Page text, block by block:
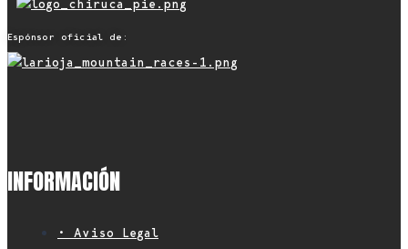
Espónsor oficial de:
INFORMACIÓN
• Aviso Legal